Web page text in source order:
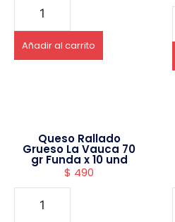
Añadir al carrito
Queso Rallado
Grueso La Vauca 70
gr Funda x 10 und
$ 490